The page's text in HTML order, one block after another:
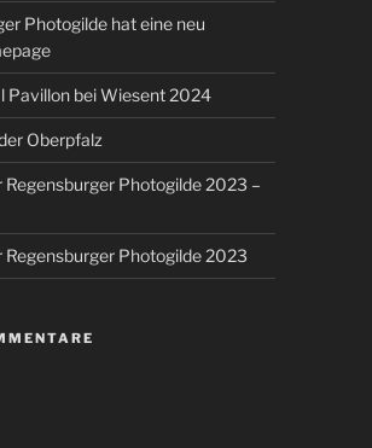
Photogilde hat eine neu
Pavillon bei Wiesent 2024
Oberpfalz
Regensburger Photogilde 2023 –
Regensburger Photogilde 2023